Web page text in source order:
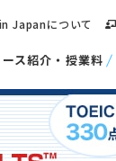
ス紹介・授業料
Japanについて